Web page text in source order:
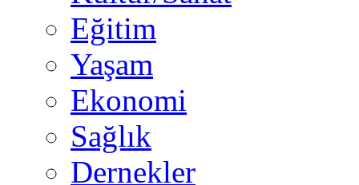
Eğitim
Yaşam
Ekonomi
Sağlık
Dernekler